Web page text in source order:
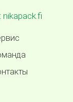
nikapack.fi